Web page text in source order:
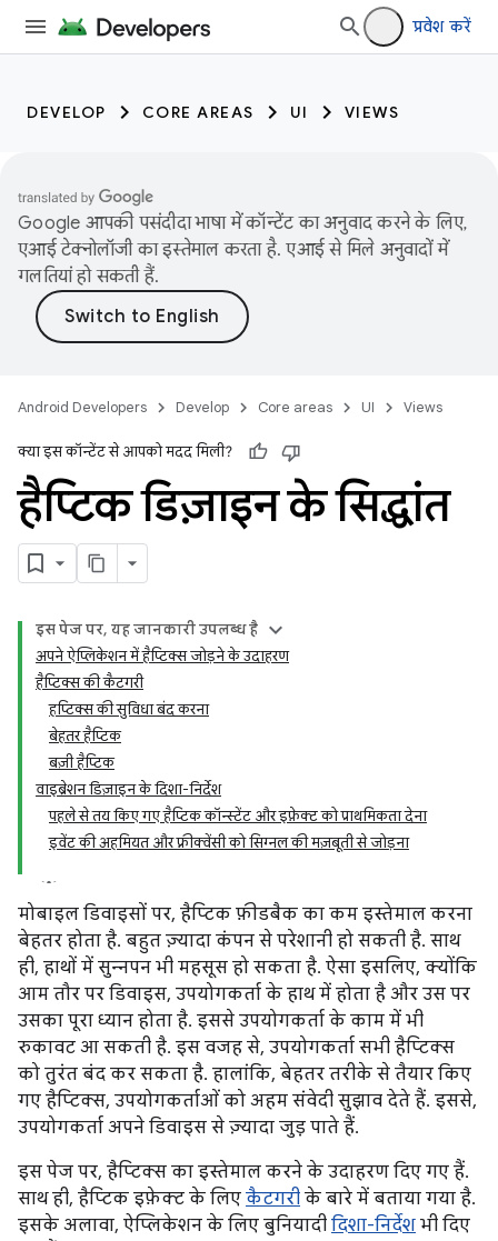
प्रवेश करें
DEVELOP CORE AREAS UI VIEWS
Google आपकी पसंदीदा भाषा में कॉन्टेंट का अनुवाद करने के लिए,
एआई टेक्नोलॉजी का इस्तेमाल करता है. एआई से मिले अनुवादों में
गलतियां हो सकती हैं.
Android Developers Develop Core areas UI Views
क्या इस कॉन्टेंट से आपको मदद मिली?
हैप्टिक डिज़ाइन के सिद्धांत
इस पेज पर, यह जानकारी उपलब्ध है
अपने ऐप्लिकेशन में हैप्टिक्स जोड़ने के उदाहरण
हैप्टिक्स की कैटगरी
हप्टिक्स की सुविधा बंद करना
बेहतर हैप्टिक
बज़ी हैप्टिक
वाइब्रेशन डिज़ाइन के दिशा-निर्देश
पहले से तय किए गए हैप्टिक कॉन्स्टेंट और इफ़ेक्ट को प्राथमिकता देना
इवेंट की अहमियत और फ़्रीक्वेंसी को सिग्नल की मज़बूती से जोड़ना
मोबाइल डिवाइसों पर, हैप्टिक फ़ीडबैक का कम इस्तेमाल करना
बेहतर होता है. बहुत ज़्यादा कंपन से परेशानी हो सकती है. साथ
ही, हाथों में सुन्नपन भी महसूस हो सकता है. ऐसा इसलिए, क्योंकि
आम तौर पर डिवाइस, उपयोगकर्ता के हाथ में होता है और उस पर
उसका पूरा ध्यान होता है. इससे उपयोगकर्ता के काम में भी
रुकावट आ सकती है. इस वजह से, उपयोगकर्ता सभी हैप्टिक्स
को तुरंत बंद कर सकता है. हालांकि, बेहतर तरीके से तैयार किए
गए हैप्टिक्स, उपयोगकर्ताओं को अहम संवेदी सुझाव देते हैं. इससे,
उपयोगकर्ता अपने डिवाइस से ज़्यादा जुड़ पाते हैं.
इस पेज पर, हैप्टिक्स का इस्तेमाल करने के उदाहरण दिए गए हैं.
साथ ही, हैप्टिक इफ़ेक्ट के लिए कैटगरी के बारे में बताया गया है.
इसके अलावा, ऐप्लिकेशन के लिए बुनियादी दिशा-निर्देश भी दिए